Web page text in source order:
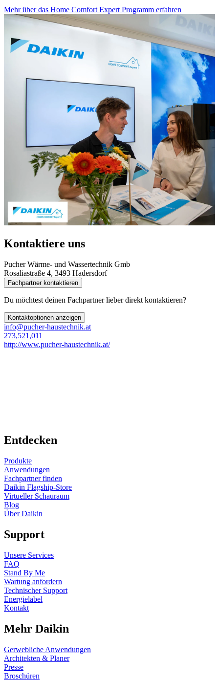
Mehr über das Home Comfort Expert Programm erfahren
Kontaktiere uns
Pucher Wärme- und Wassertechnik Gmb
Rosaliastraße 4, 3493 Hadersdorf
Fachpartner kontaktieren
Du möchtest deinen Fachpartner lieber direkt kontaktieren?
Kontaktoptionen anzeigen
info@pucher-haustechnik.at
273,521,011
http://www.pucher-haustechnik.at/
Entdecken
Produkte
Anwendungen
Fachpartner finden
Daikin Flagship-Store
Virtueller Schauraum
Blog
Über Daikin
Support
Unsere Services
FAQ
Stand By Me
Wartung anfordern
Technischer Support
Energielabel
Kontakt
Mehr Daikin
Gerwebliche Anwendungen
Architekten & Planer
Presse
Broschüren